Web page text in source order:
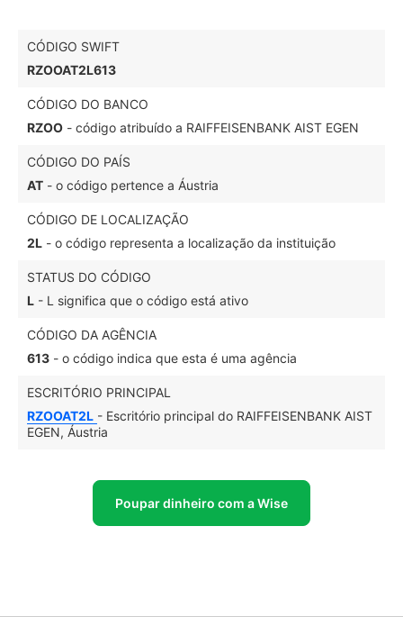
CÓDIGO SWIFT
RZOOAT2L613
CÓDIGO DO BANCO
RZOO - código atribuído a RAIFFEISENBANK AIST EGEN
CÓDIGO DO PAÍS
AT - o código pertence a Áustria
CÓDIGO DE LOCALIZAÇÃO
2L - o código representa a localização da instituição
STATUS DO CÓDIGO
L - L significa que o código está ativo
CÓDIGO DA AGÊNCIA
613 - o código indica que esta é uma agência
ESCRITÓRIO PRINCIPAL
RZOOAT2L - Escritório principal do RAIFFEISENBANK AIST
EGEN, Áustria
Poupar dinheiro com a Wise